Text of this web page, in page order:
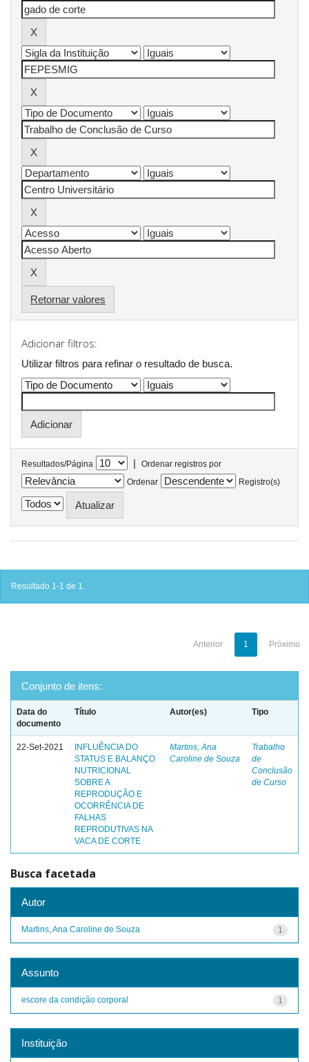
Retornar valores
Adicionar filtros:
Utilizar filtros para refinar o resultado de busca.
Resultados/Página |
Ordenar registros por
Ordenar
Registro(s)
Resultado 1-1 de 1.
Anterior 1 Próximo
Conjunto de itens:
Data do
documento
Título Autor(es) Tipo
22-Set-2021
INFLUÊNCIA DO
STATUS E BALANÇO
NUTRICIONAL
SOBRE A
REPRODUÇÃO E
OCORRÊNCIA DE
FALHAS
REPRODUTIVAS NA
VACA DE CORTE
Martins, Ana
Caroline de Souza
Trabalho
de
Conclusão
de Curso
Busca facetada
Autor
1
Martins, Ana Caroline de Souza
Assunto
1
escore da condição corporal
Instituição